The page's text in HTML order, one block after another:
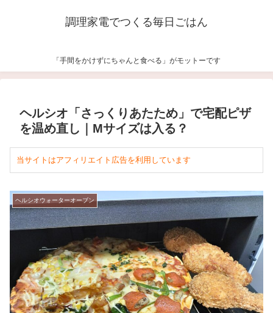
調理家電でつくる毎日ごはん
「手間をかけずにちゃんと食べる」がモットーです
ヘルシオ「さっくりあたため」で宅配ピザ
を温め直し｜Mサイズは入る？
当サイトはアフィリエイト広告を利用しています
ヘルシオウォーターオーブン